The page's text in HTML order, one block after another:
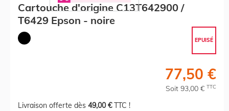
Cartouche d'origine C13T642900 /
T6429 Epson - noire
EPUISÉ
77,50 €
Soit 93,00 € TTC
Livraison offerte dès 49,00 €TTC !